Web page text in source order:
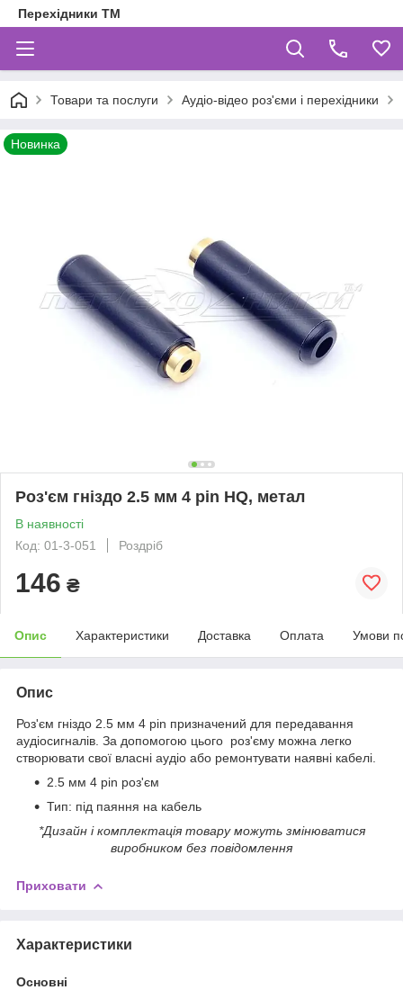
Перехідники ТМ
Товари та послуги Аудіо-відео роз'єми і перехідники
Новинка
Роз'єм гніздо 2.5 мм 4 pin HQ, метал
В наявності
Код: 01-3-051
Роздріб
146 ₴
Опис Характеристики Доставка Оплата Умови
Опис
Роз'єм гніздо 2.5 мм 4 pin призначений для передавання
аудіосигналів. За допомогою цього роз'єму можна легко
створювати свої власні аудіо або ремонтувати наявні кабелі.
2.5 мм 4 pin роз'єм
Тип: під паяння на кабель
*Дизайн і комплектація товару можуть змінюватися
виробником без повідомлення
Приховати
Характеристики
Основні